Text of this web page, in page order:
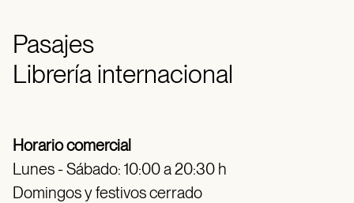
Pasajes
Librería internacional
Horario comercial
Lunes - Sábado: 10:00 a 20:30 h
Domingos y festivos cerrado